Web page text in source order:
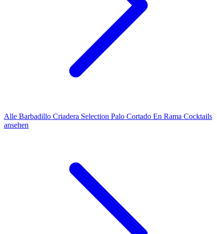
Alle Barbadillo Criadera Selection Palo Cortado En Rama Cocktails
ansehen